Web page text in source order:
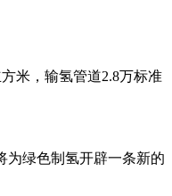
米，输氢管道2.8万标准
为绿色制氢开辟一条新的